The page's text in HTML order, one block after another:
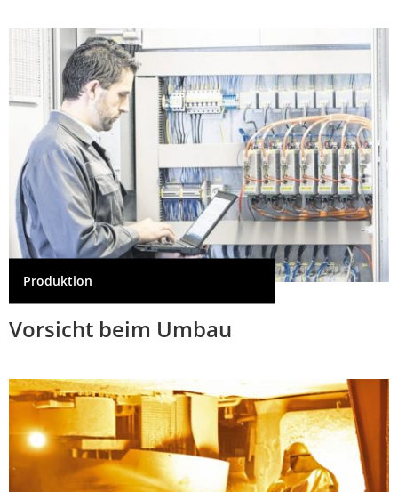
Produktion
Vorsicht beim Umbau